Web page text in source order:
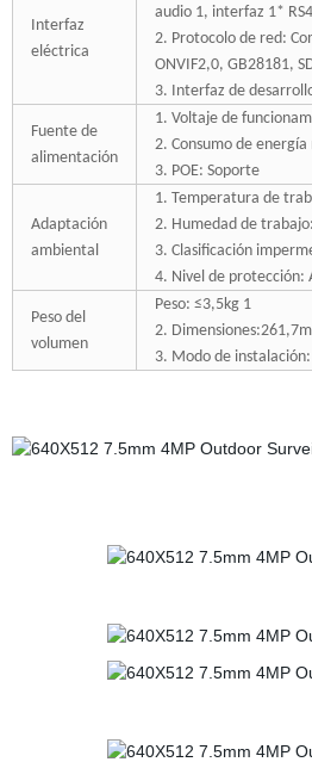
Interfaz
eléctrica
audio 1, interfaz 1*
2. Protocolo de red:
ONVIF2,0, GB28181,
3. Interfaz de
Fuente de
alimentación
1. Voltaje de
2. Consumo de
3. POE: Soporte
Adaptación
ambiental
1. Temperatura de
2. Humedad de
3. Clasificación
4. Nivel de protección:
Peso del
volumen
Peso: ≤3,5kg 1
2.
3. Modo de